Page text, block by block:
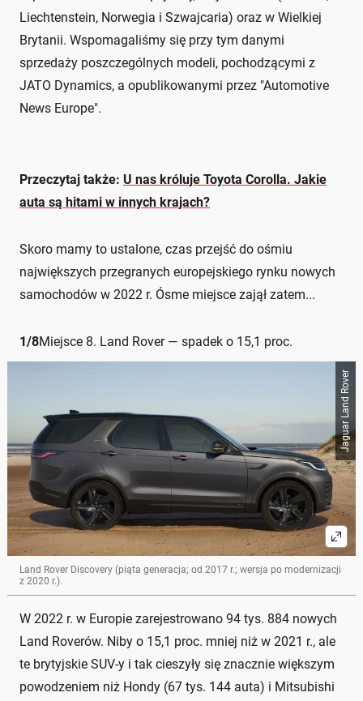
Liechtenstein, Norwegia i Szwajcaria) oraz w Wielkiej
Brytanii. Wspomagaliśmy się przy tym danymi
sprzedaży poszczególnych modeli, pochodzącymi z
JATO Dynamics, a opublikowanymi przez "Automotive
News Europe".
Przeczytaj także: U nas króluje Toyota Corolla. Jakie
auta są hitami w innych krajach?
Skoro mamy to ustalone, czas przejść do ośmiu
największych przegranych europejskiego rynku nowych
samochodów w 2022 r. Ósme miejsce zajął zatem...
1/8Miejsce 8. Land Rover — spadek o 15,1 proc.
Jaguar Land Rover
Land Rover Discovery (piąta generacja; od 2017 r.; wersja po modernizacji
z 2020 r.).
W 2022 r. w Europie zarejestrowano 94 tys. 884 nowych
Land Roverów. Niby o 15,1 proc. mniej niż w 2021 r., ale
te brytyjskie SUV-y i tak cieszyły się znacznie większym
powodzeniem niż Hondy (67 tys. 144 auta) i Mitsubishi